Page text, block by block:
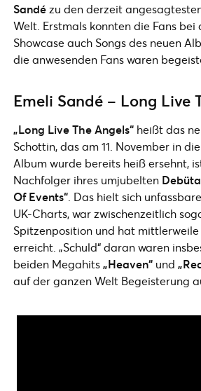
Sandézu den derzeit
Welt. Erstmals konnten die Fans bei
Showcase auch Songs des neuen
die anwesenden Fans waren
Emeli Sandé – Long Live
„Long Live The Angels“ heißt das
Schottin, das am 11. November in
Album wurde bereits heiß ersehnt,
Nachfolger ihres umjubelten
Of Events“ . Das hielt sich
UK-Charts, war zwischenzeitlich
Spitzenposition und hat
erreicht. „Schuld“ daran waren
beiden Megahits„Heaven“ und
auf der ganzen Welt Begeisterung